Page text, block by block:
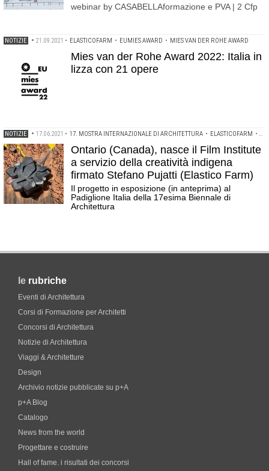
webinar by CASABELLAformazione e PVA | 2 Cfp
NOTIZIE • 21.09.2021 • ELASTICOFARM • EUMIES AWARD • MIES VAN DER ROHE AWARD
Mies van der Rohe Award 2022: Italia in
lizza con 21 opere
NOTIZIE • 17.06.2021 • 17. MOSTRA INTERNAZIONALE DI ARCHITETTURA • ELASTICOFARM •
Ontario (Canada), nasce il Film Institute
a servizio della creatività indigena
firmato Stefano Pujatti (Elastico Farm)
Il progetto in esposizione (in anteprima) al
Padiglione Italia della 17esima Biennale di
Architettura
le rubriche
Eventi di Architettura
Corsi di Formazione per Architetti
Concorsi di Architettura
Notizie di Architettura
Viaggi & Architetture
Design
Archivio notizie pubblicate su p+A
p+A Blog
Catalogo
News from the world
Progettare e costruire
Hall of fame. i risultati dei concorsi